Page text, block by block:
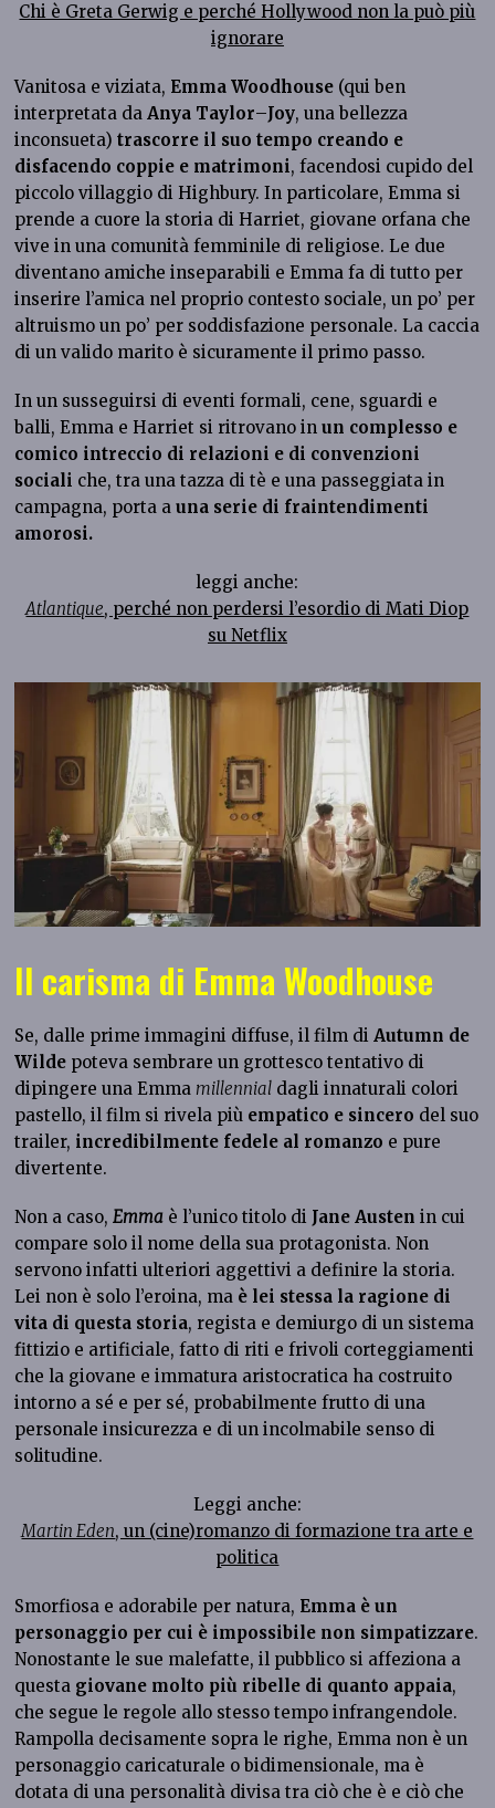
Chi è Greta Gerwig e perché Hollywood non la può più
ignorare
Vanitosa e viziata, Emma Woodhouse (qui ben
interpretata daAnya Taylor–Joy, una bellezza
inconsueta)trascorre il suo tempo creando e
disfacendo coppie e matrimoni, facendosi cupido del
piccolo villaggio di Highbury. In particolare, Emma si
prende a cuore la storia di Harriet, giovane orfana che
vive in una comunità femminile di religiose. Le due
diventano amiche inseparabili e Emma fa di tutto per
inserire l’amica nel proprio contesto sociale, un po’ per
altruismo un po’ per soddisfazione personale. La caccia
di un valido marito è sicuramente il primo passo.
In un susseguirsi di eventi formali, cene, sguardi e
balli, Emma e Harriet si ritrovano inun complesso e
comico intreccio di relazioni e di convenzioni
sociali che, tra una tazza di tè e una passeggiata in
campagna, porta auna serie di fraintendimenti
amorosi.
leggi anche:
Atlantique, perché non perdersi l’esordio di Mati Diop
su Netflix
Il carisma di Emma Woodhouse
Se, dalle prime immagini diffuse, il film di Autumn de
Wilde poteva sembrare un grottesco tentativo di
dipingere una Emma millennial dagli innaturali colori
pastello, il film si rivela più empatico e sincero del suo
trailer, incredibilmente fedele al romanzo e pure
divertente.
Non a caso,Emma è l’unico titolo di Jane Austenin cui
compare solo il nome della sua protagonista. Non
servono infatti ulteriori aggettivi a definire la storia.
Lei non è solo l’eroina, ma è lei stessa la ragione di
vita di questa storia, regista e demiurgo di un sistema
fittizio e artificiale, fatto di riti e frivoli corteggiamenti
che la giovane e immatura aristocratica ha costruito
intorno a sé e per sé, probabilmente frutto di una
personale insicurezza e di un incolmabile senso di
solitudine.
Leggi anche:
Martin Eden, un (cine)romanzo di formazione tra arte e
politica
Smorfiosa e adorabile per natura, Emma è un
personaggio per cui è impossibile non simpatizzare.
Nonostante le sue malefatte, il pubblico si affeziona a
questa giovane molto più ribelle di quanto appaia,
che segue le regole allo stesso tempo infrangendole.
Rampolla decisamente sopra le righe, Emma non è un
personaggio caricaturale o bidimensionale, ma è
dotata di una personalità divisa tra ciò che è e ciò che